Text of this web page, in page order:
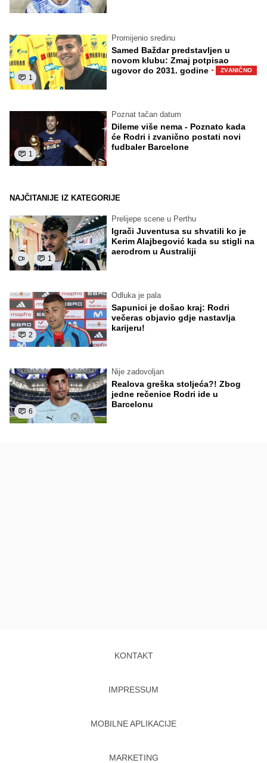
1
Promijenio sredinu
Samed Baždar predstavljen u
novom klubu: Zmaj potpisao
ugovor do 2031. godine · ZVANIČNO
1
Poznat tačan datum
Dileme više nema - Poznato kada
će Rodri i zvanično postati novi
fudbaler Barcelone
NAJČITANIJE IZ KATEGORIJE
1
Prelijepe scene u Perthu
Igrači Juventusa su shvatili ko je
Kerim Alajbegović kada su stigli na
aerodrom u Australiji
2
Odluka je pala
Sapunici je došao kraj: Rodri
večeras objavio gdje nastavlja
karijeru!
6
Nije zadovoljan
Realova greška stoljeća?! Zbog
jedne rečenice Rodri ide u
Barcelonu
KONTAKT
IMPRESSUM
MOBILNE APLIKACIJE
MARKETING